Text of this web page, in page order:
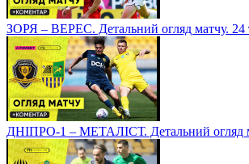
ЗОРЯ – ВЕРЕС. Детальний огляд матчу.
ДНІПРО-1 – МЕТАЛІСТ. Детальний огляд